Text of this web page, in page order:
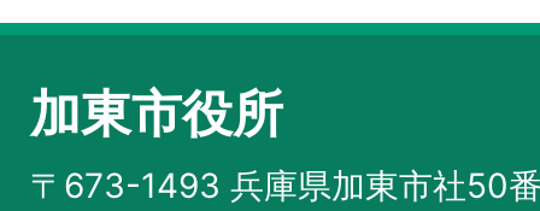
加東市役所
〒673-1493 兵庫県加東市社50